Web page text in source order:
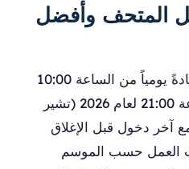
المتحف وأفضل
يفتح متحف فابرجيه أبوابه عادةً يومياً من الساعة 10:00
صباحاً، ويغلق غالباً في الساعة 21:00 لعام 2026 (تشير
إلى 20:45)، مع آخر دخول قبل الإغلاق
العمل حسب الموسم